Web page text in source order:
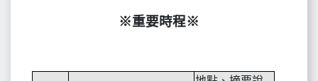
※重要時程※